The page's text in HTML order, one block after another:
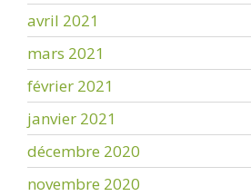
avril 2021
mars 2021
février 2021
janvier 2021
décembre 2020
novembre 2020